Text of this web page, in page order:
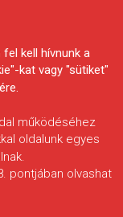
kell hívnunk a
kat vagy "sütiket"
működéséhez
oldalunk egyes
pontjában olvashat